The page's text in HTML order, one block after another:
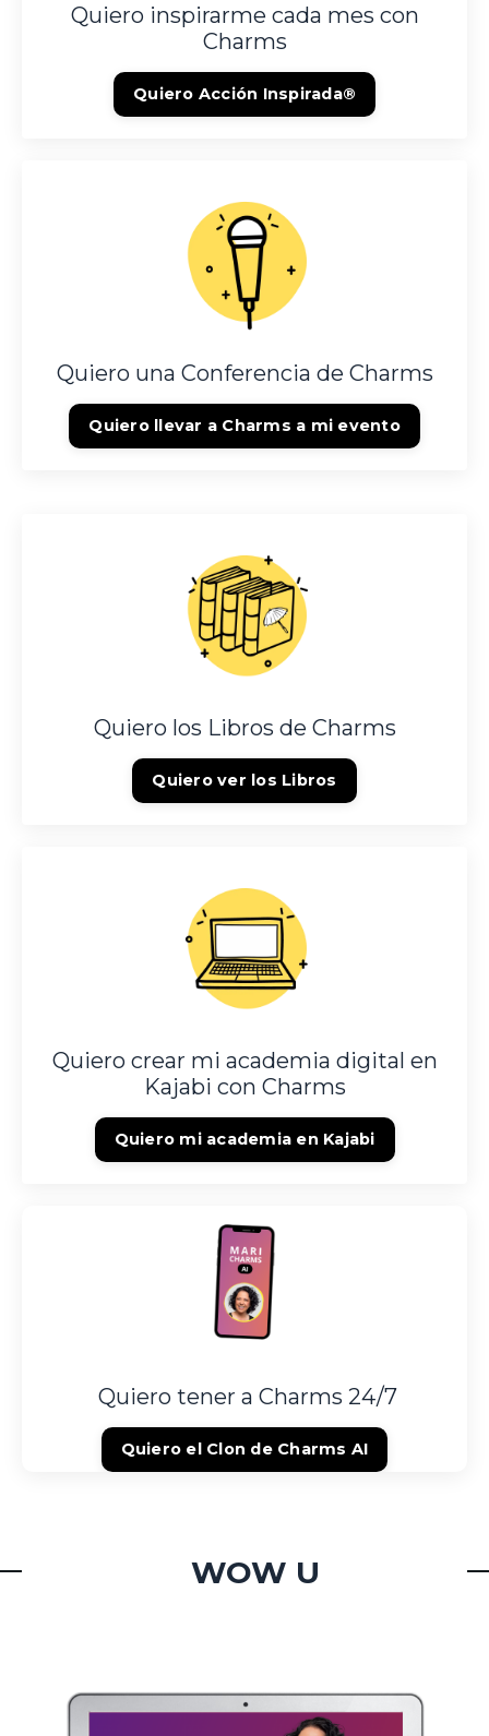
Quiero inspirarme cada mes con
Charms
Quiero Acción Inspirada®
Quiero una Conferencia de Charms
Quiero llevar a Charms a mi evento
Quiero los Libros de Charms
Quiero ver los Libros
Quiero crear mi academia digital en
Kajabi con Charms
Quiero mi academia en Kajabi
Quiero tener a Charms 24/7
Quiero el Clon de Charms AI
WOW U